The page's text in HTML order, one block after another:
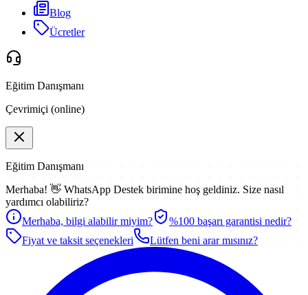
Blog
Ücretler
Eğitim Danışmanı
Çevrimiçi (online)
Eğitim Danışmanı
Merhaba! 👋 WhatsApp Destek birimine hoş geldiniz. Size nasıl
yardımcı olabiliriz?
Merhaba, bilgi alabilir miyim?
%100 başarı garantisi nedir?
Fiyat ve taksit seçenekleri
Lütfen beni arar mısınız?